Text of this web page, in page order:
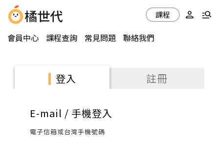
會員中心 課程查詢 常見問題 聯絡我們
課程
登入 註冊
E-mail / 手機登入
電子信箱或台灣手機號碼